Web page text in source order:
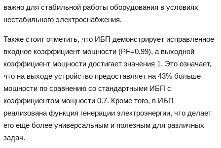
важно для стабильной работы оборудования в условиях
нестабильного электроснабжения.
Также стоит отметить, что ИБП демонстрирует исправленное
входное коэффициент мощности (PF=0.99), а выходной
коэффициент мощности достигает значения 1. Это означает,
что на выходе устройство предоставляет на 43% больше
мощности по сравнению со стандартными ИБП с
коэффициентом мощности 0.7. Кроме того, в ИБП
реализована функция генерации электроэнергии, что делает
его еще более универсальным и полезным для различных
задач.